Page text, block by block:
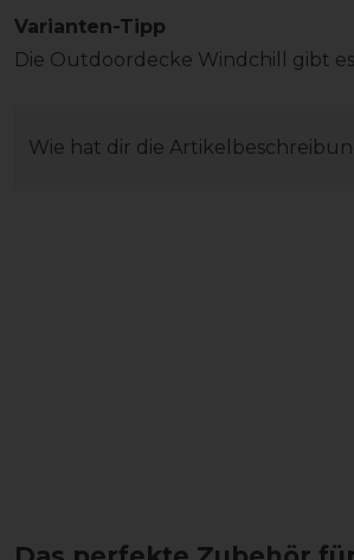
Varianten-Tipp
Die Outdoordecke Windchill gibt
Wie hat dir die